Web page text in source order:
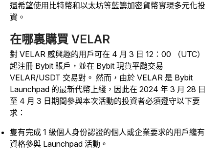
還希望使用比特幣和以太坊等藍籌加密貨幣實現多元化投
資。
在哪裏購買 VELAR
對 VELAR 感興趣的用戶可在 4 月 3 日 12：00 （UTC）
起注冊 Bybit 賬戶，並在 Bybit 現貨平颱交易
VELAR/USDT 交易對 。 然而，由於 VELAR 是 Bybit
Launchpad 的最新代幣上綫，因此在 2024 年 3 月 28 日
至 4 月 3 日期間參與本次活動的投資者必須遵守以下要
求：
隻有完成 1 級個人身份認證的個人或企業要求的用戶纔有
資格參與 Launchpad 活動。